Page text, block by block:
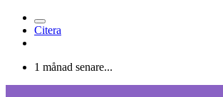
Citera
1 månad senare...